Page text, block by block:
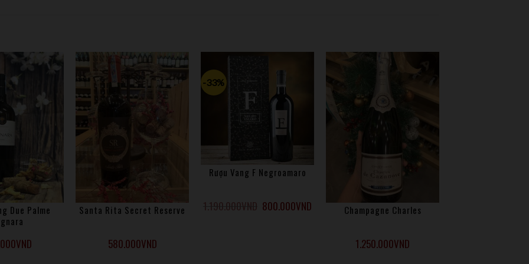
và dễ uống với hương vị của quả mọng đỏ thơm ngon như anh đào và anh đào đen. Một màu đỏ ruby rực rỡ với
Due Palme
VND
Santa Rita Secret Reserve
580.000VND
-33%
Rượu Vang F Negroamaro
800.000VND Champagne Charles
1.250.000VND